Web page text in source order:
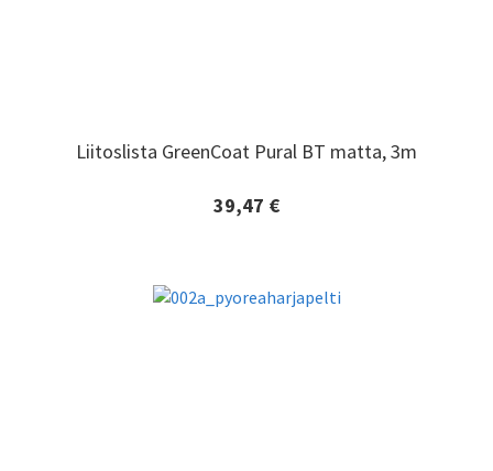
Liitoslista GreenCoat Pural BT matta, 3m
39,47 €
Liitoslista GreenCoat Pural BT matta, 3m
Lisätiedot ja tilaaminen